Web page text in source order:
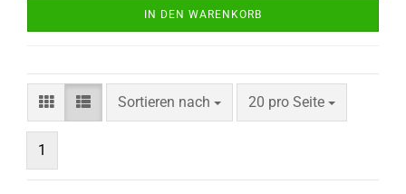
IN DEN WARENKORB
Sortieren nach
Sortieren nach 20 pro Seite
pro Seite
1